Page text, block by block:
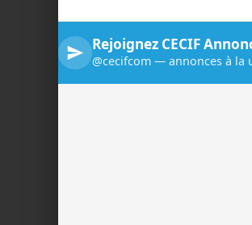
Rejoignez CECIF
@cecifcom — annonces à la